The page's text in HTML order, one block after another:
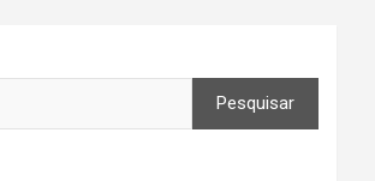
Pesquisar